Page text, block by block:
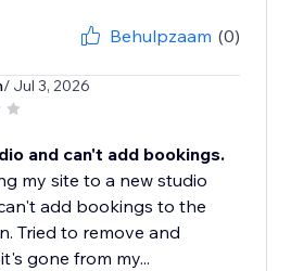
Behulpzaam (0)
/ Jul 3, 2026
and can't add bookings.
my site to a new studio
add bookings to the
Tried to remove and
gone from my...